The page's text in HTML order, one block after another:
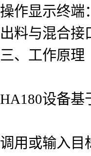
操作显示终端
出料与混合接
三、工作原理
HA180设备基
调用或输入目